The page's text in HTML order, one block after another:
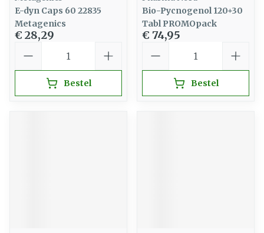
E-dyn Caps 60 22835
Metagenics
€ 28,29
Bestel
Bio-Pycnogenol 120+30
Tabl PROMOpack
€ 74,95
Bestel